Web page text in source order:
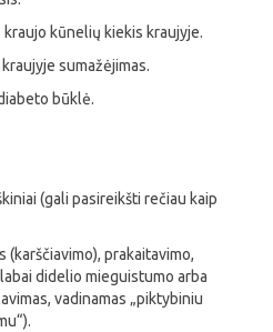
kūnelių kiekis kraujyje.
sumažėjimas.
būklė.
(gali pasireikšti rečiau kaip
prakaitavimo,
didelio mieguistumo arba
vadinamas „piktybiniu